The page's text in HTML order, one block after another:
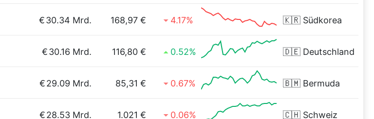
€30.34 Mrd. 168,97 € 4.17% 🇰🇷 Südkorea
€30.16 Mrd. 116,80 € 0.52% 🇩🇪 Deutschland
€29.09 Mrd. 85,31 € 0.67% 🇧🇲 Bermuda
€28.53 Mrd. 1.021 € 0.06% 🇨🇭 Schweiz